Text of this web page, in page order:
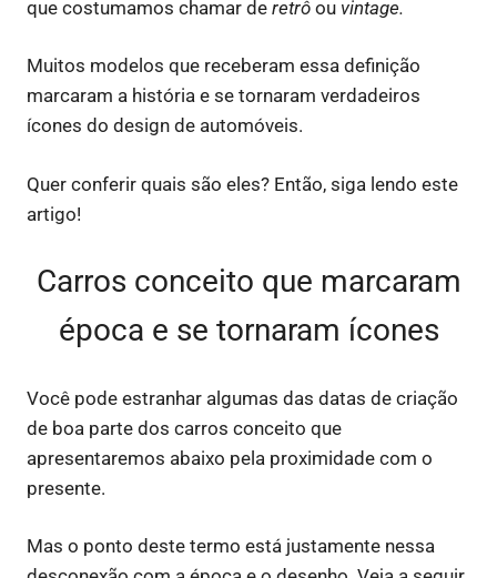
que costumamos chamar de retrô ou vintage.
Muitos modelos que receberam essa definição
marcaram a história e se tornaram verdadeiros
ícones do design de automóveis.
Quer conferir quais são eles? Então, siga lendo este
artigo!
Carros conceito que marcaram
época e se tornaram ícones
Você pode estranhar algumas das datas de criação
de boa parte dos carros conceito que
apresentaremos abaixo pela proximidade com o
presente.
Mas o ponto deste termo está justamente nessa